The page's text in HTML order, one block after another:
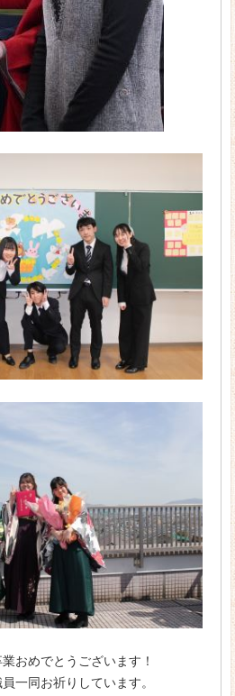
おめでとうございます！
一同お祈りしています。